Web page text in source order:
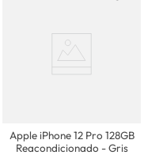
Apple iPhone 12 Pro 128GB
Reacondicionado - Gris